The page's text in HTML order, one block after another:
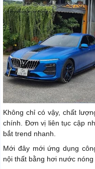
Không chỉ có vậy, chất
chính. Đơn vị liên tục cập
bắt trend nhanh.
Mới đây mới ứng dụng
nội thất bằng hơi nước nóng